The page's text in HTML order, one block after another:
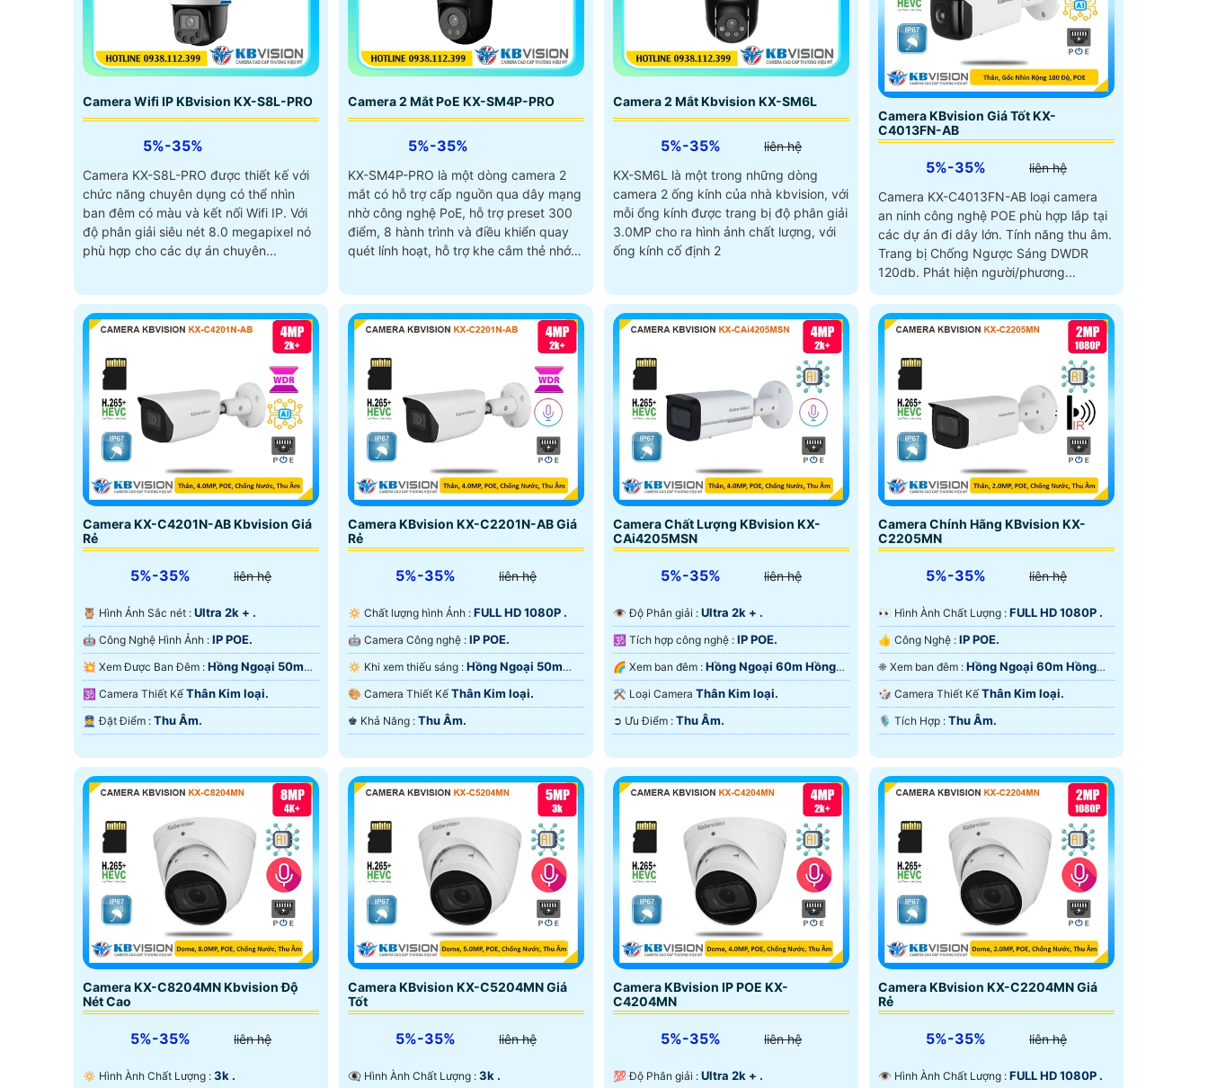
Camera Wifi IP KBvision KX-S8L-PRO
5%-35%
Camera KX-S8L-PRO được thiết kế với
chức năng chuyên dụng có thể nhìn
ban đêm có màu và kết nối Wifi IP. Với
độ phân giải siêu nét 8.0 megapixel nó
phù hợp cho các dự án chuyên...
Camera 2 Mắt PoE KX-SM4P-PRO
5%-35%
KX-SM4P-PRO là một dòng camera 2
mắt có hỗ trợ cấp nguồn qua dây mạng
nhờ công nghệ PoE, hỗ trợ preset 300
điểm, 8 hành trình và điều khiển quay
quét lính hoạt, hỗ trợ khe cắm thẻ nhớ
tốt trong môi trường mưa nắng
Camera 2 Mắt Kbvision KX-SM6L
5%-35%
liên hệ
KX-SM6L là một trong những dòng
camera 2 ống kính của nhà kbvision, với
mỗi ổng kính được trang bị độ phân giải
3.0MP cho ra hình ảnh chất lượng, với
ống kính cố định 2
Camera KBvision Giá Tốt KX-
C4013FN-AB
5%-35%
liên hệ
Camera KX-C4013FN-AB loại camera
an ninh công nghệ POE phù hợp lắp tại
các dự án đi dây lớn. Tính năng thu âm.
Trang bị Chống Ngược Sáng DWDR
120db. Phát hiện người/phương...
Camera KX-C4201N-AB Kbvision Giá
Rẻ
5%-35% liên hệ
🦉 Hình Ảnh Sắc nét : Ultra 2k + .
🤖️ Công Nghệ Hình Ảnh : IP POE.
💥 Xem Được Ban Đêm : Hồng Ngoại 50m
Hồng Ngoại Smart IR.
🕉️ Camera Thiết Kế Thân Kim loại.
️👮 Đặt Điểm : Thu Âm.
Camera KBvision KX-C2201N-AB Giá
Rẻ
5%-35% liên hệ
🔅 Chất lượng hình Ảnh : FULL HD 1080P .
🤖️ Camera Công nghệ : IP POE.
🔅 Khi xem thiếu sáng : Hồng Ngoại 50m
Hồng Ngoại Smart IR.
🎨 Camera Thiết Kế Thân Kim loại.
️♚ Khả Năng : Thu Âm.
Camera Chất Lượng KBvision KX-
CAi4205MSN
5%-35% liên hệ
👁 Độ Phân giải : Ultra 2k + .
🕉️ Tích hợp công nghệ : IP POE.
🌈 Xem ban đêm : Hồng Ngoại 60m Hồng
Ngoại Smart IR.
⚒ Loại Camera Thân Kim loại.
️➲ Ưu Điểm : Thu Âm.
Camera Chính Hãng KBvision KX-
C2205MN
5%-35% liên hệ
️👀 Hình Ành Chất Lượng : FULL HD 1080P .
👍 Công Nghệ : IP POE.
❈ Xem ban đêm : Hồng Ngoại 60m Hồng
Ngoại Smart IR.
🎲 Camera Thiết Kế Thân Kim loại.
️🎙 Tích Hợp : Thu Âm.
Camera KX-C8204MN Kbvision Độ
Nét Cao
5%-35% liên hệ
🔅 Hình Ành Chất Lượng : 3k .
Camera KBvision KX-C5204MN Giá
Tốt
5%-35% liên hệ
👁️‍🗨 Hình Ành Chất Lượng : 3k .
Camera KBvision IP POE KX-
C4204MN
5%-35% liên hệ
💯 Độ Phân giải : Ultra 2k + .
Camera KBvision KX-C2204MN Giá
Rẻ
5%-35% liên hệ
👁 Hình Ành Chất Lượng : FULL HD 1080P .